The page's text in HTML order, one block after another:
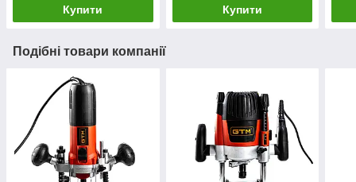
Купити Купити
Подібні товари компанії